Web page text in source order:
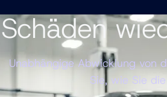
Schäden
Unabhängige Abwicklung von
Sie, wie Sie